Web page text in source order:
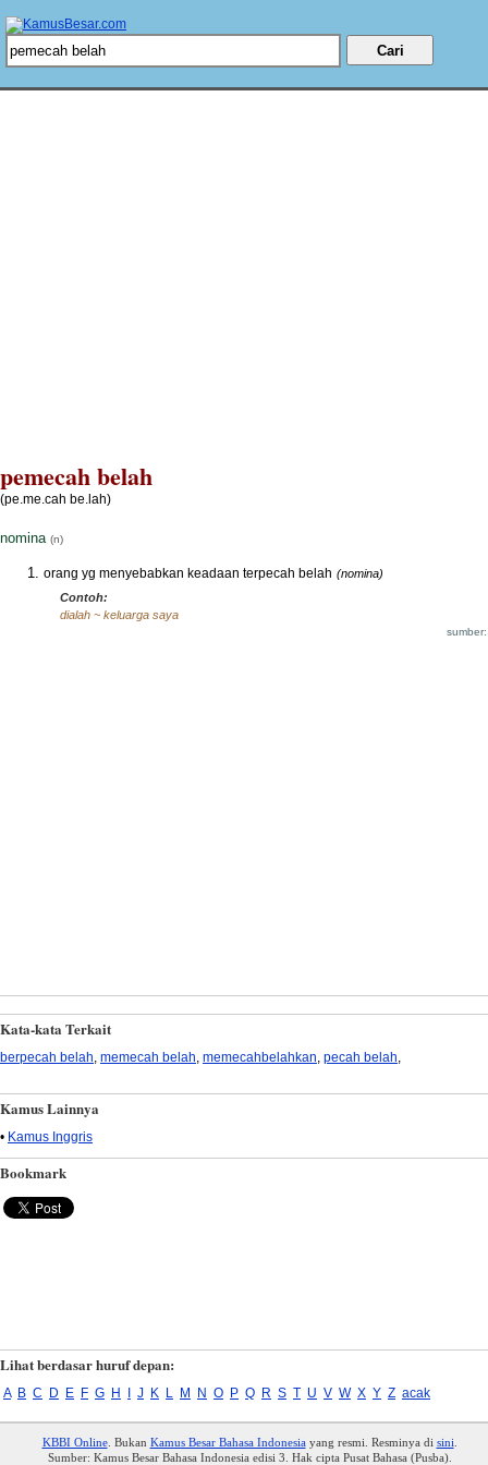
pemecah belah
(pe.me.cah be.lah)
nomina (n)
orang yg menyebabkan keadaan terpecah belah (nomina)
Contoh:
dialah ~ keluarga saya
Kata-kata Terkait
berpecah belah memecah belah memecahbelahkan pecah belah
Kamus Lainnya
• Kamus Inggris
Bookmark
Lihat berdasar huruf depan:
A B C D E F G H J K L M N O P Q R S T U V W X Y Z acak
KBBI Online. Bukan Kamus Besar Bahasa Indonesiayang resmi. Resminya di sini
Sumber: Kamus Besar Bahasa Indonesia edisi 3. Hak cipta Pusat Bahasa (Pusba).